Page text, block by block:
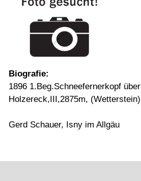
Biografie:
1896 1.Beg.Schneefernerkopf über
Holzereck,III,2875m, (Wetterstein)
Gerd Schauer, Isny im Allgäu